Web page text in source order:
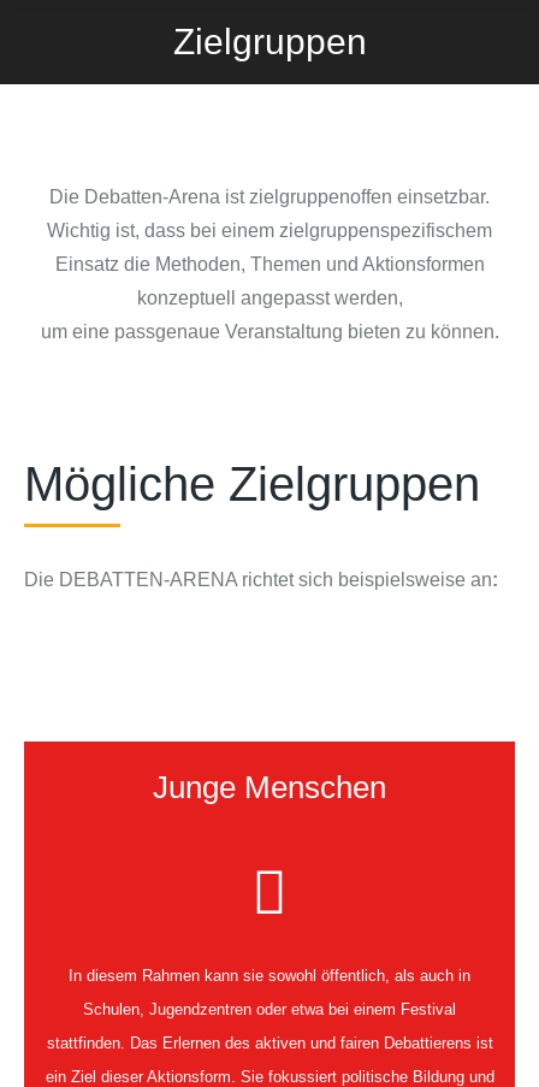
Zielgruppen
Die Debatten-Arena ist zielgruppenoffen einsetzbar.
Wichtig ist, dass bei einem zielgruppenspezifischem
Einsatz die Methoden, Themen und Aktionsformen
konzeptuell angepasst werden,
um eine passgenaue Veranstaltung bieten zu können.
Mögliche Zielgruppen
Die DEBATTEN-ARENA richtet sich beispielsweise an:
Junge Menschen
In diesem Rahmen kann sie sowohl öffentlich, als auch in
Schulen, Jugendzentren oder etwa bei einem Festival
stattfinden. Das Erlernen des aktiven und fairen Debattierens ist
ein Ziel dieser Aktionsform. Sie fokussiert politische Bildung und